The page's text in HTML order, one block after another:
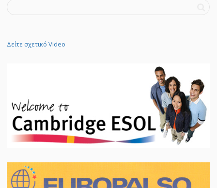
Δείτε σχετικό Video